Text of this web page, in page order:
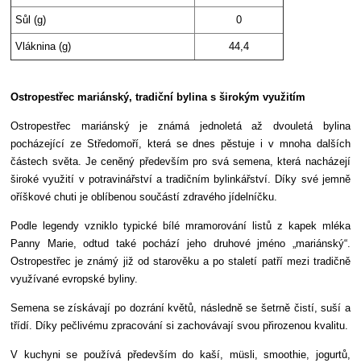
Sůl (g) 0
Vláknina (g) 44,4
Ostropestřec mariánský, tradiční bylina s širokým využitím
Ostropestřec mariánský je známá jednoletá až dvouletá bylina
pocházející ze Středomoří, která se dnes pěstuje i v mnoha dalších
částech světa. Je ceněný především pro svá semena, která nacházejí
široké využití v potravinářství a tradičním bylinkářství. Díky své jemně
oříškové chuti je oblíbenou součástí zdravého jídelníčku.
Podle legendy vzniklo typické bílé mramorování listů z kapek mléka
Panny Marie, odtud také pochází jeho druhové jméno „mariánský“.
Ostropestřec je známý již od starověku a po staletí patří mezi tradičně
využívané evropské byliny.
Semena se získávají po dozrání květů, následně se šetrně čistí, suší a
třídí. Díky pečlivému zpracování si zachovávají svou přirozenou kvalitu.
V kuchyni se používá především do kaší, müsli, smoothie, jogurtů,